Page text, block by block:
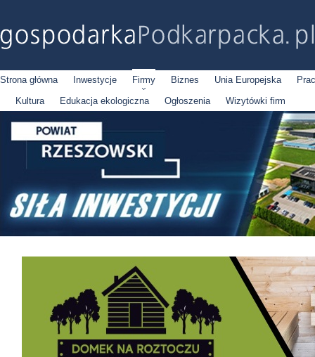
Strona główna Inwestycje Firmy Biznes Unia Europejska
Kultura
Edukacja ekologiczna Ogłoszenia Wizytówki firm